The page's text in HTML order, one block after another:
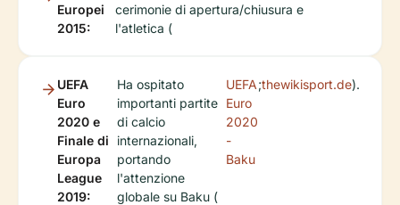
Europei
2015:
cerimonie di apertura/chiusura e
l'atletica (
UEFA
Euro
2020 e
Finale di
Europa
League
2019:
Ha ospitato
importanti partite
di calcio
internazionali,
portando
l'attenzione
globale su Baku (
UEFA
Euro
2020
-
Baku
;thewikisport.de).